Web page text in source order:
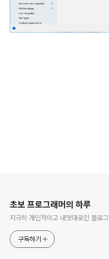
초보 프로그래머의 하루
지극히 개인적이고 내멋대로인 블로그
구독하기